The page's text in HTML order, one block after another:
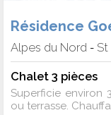
Alpes du Nord -
Chalet 3 pièces
Superficie environ
ou terrasse.